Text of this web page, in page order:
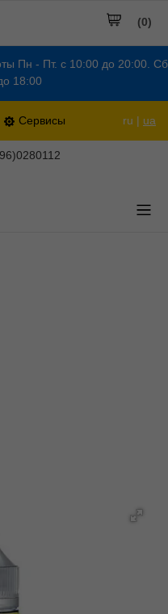
Пн - Пт. с 10:00 до 20:00. Сб
18:00
Сервисы ru | ua
(0)